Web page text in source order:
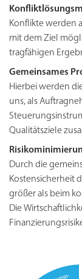
Konflikte werden
mit dem Ziel
tragfähigen
Gemeinsames
Hierbei werden
uns, als
Qualitätsziele
Durch die
Kostensicherheit
größer als beim
Die